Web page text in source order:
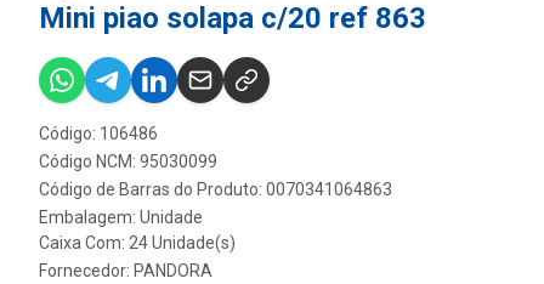
Mini piao solapa c/20 ref 863
Código: 106486
Código NCM: 95030099
Código de Barras do Produto: 0070341064863
Embalagem: Unidade
Caixa Com: 24 Unidade(s)
Fornecedor: PANDORA